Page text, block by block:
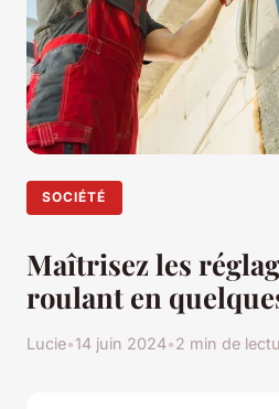
SOCIÉTÉ
Maîtrisez les
roulant en
Lucie•14 juin 2024•2 min de